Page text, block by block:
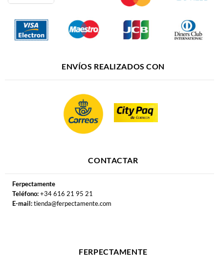
ENVÍOS REALIZADOS CON
CONTACTAR
Ferpectamente
Teléfono:+34 616 21 95 21
E-mail:tienda@ferpectamente.com
FERPECTAMENTE